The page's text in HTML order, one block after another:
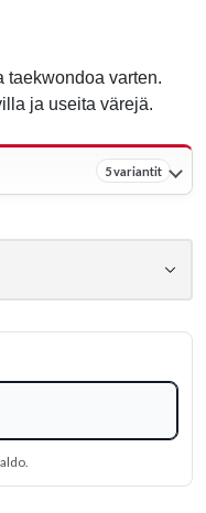
taekwondoa varten.
ja useita värejä.
5 variantit